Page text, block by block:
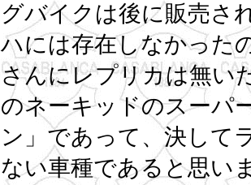
グバイクは後に販売さ
ハには存在しなかった
さんにレプリカは無い
のネーキッドのスーパ
ン」であって、決して
ない車種であると思い